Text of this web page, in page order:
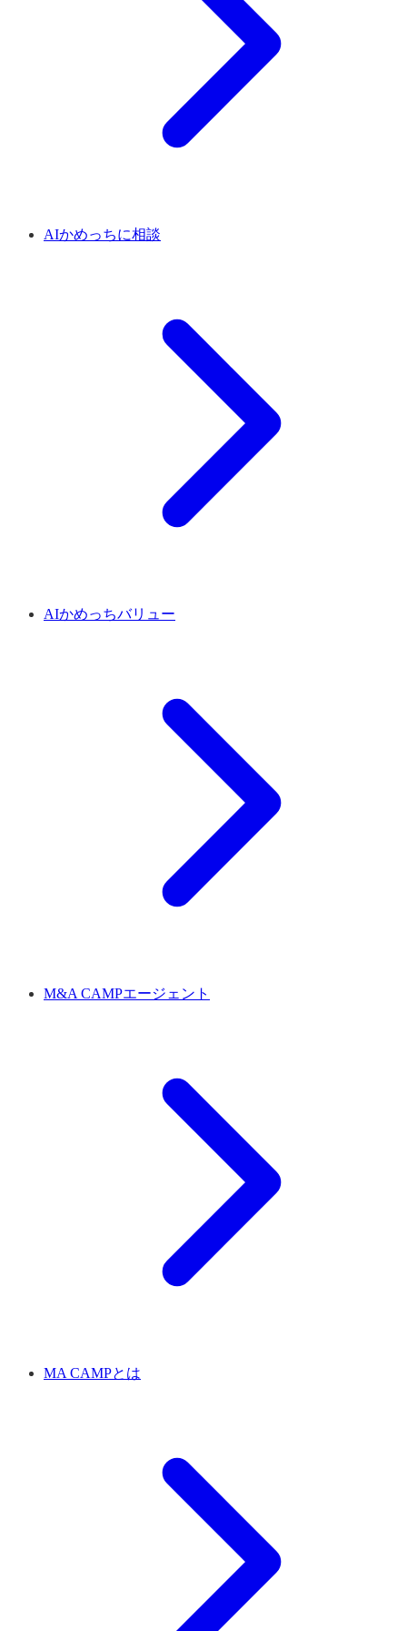
AIかめっちに相談
AIかめっちバリュー
M&A CAMPエージェント
MA CAMPとは